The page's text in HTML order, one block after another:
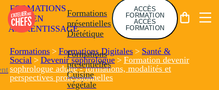
FORMATIONS
EN
APPRENTISSAGE
Formations
présentielles
Diététique
Formations
présentielles
Cuisine
végétale
ACCÈS
FORMATION
ACCÈS
FORMATION
Formations > Formations Digitales > Santé &
Social > Devenir sophrologue > Formation devenir
sophrologue adulte - formations, modalités et
perspectives professionnelles